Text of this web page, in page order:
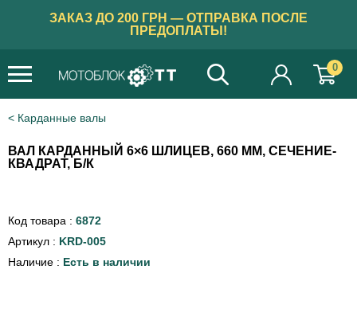
ЗАКАЗ ДО 200 ГРН — ОТПРАВКА ПОСЛЕ
ПРЕДОПЛАТЫ!
0
Карданные валы
ВАЛ КАРДАННЫЙ 6×6 ШЛИЦЕВ, 660 ММ, СЕЧЕНИЕ-
КВАДРАТ, Б/К
Код товара : 6872
Артикул : KRD-005
Наличие : Есть в наличии